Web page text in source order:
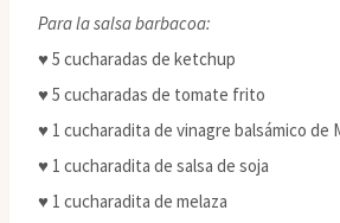
Para la salsa barbacoa:
♥ 5 cucharadas de ketchup
♥ 5 cucharadas de tomate frito
♥ 1 cucharadita de vinagre balsámico de
♥ 1 cucharadita de salsa de soja
♥ 1 cucharadita de melaza